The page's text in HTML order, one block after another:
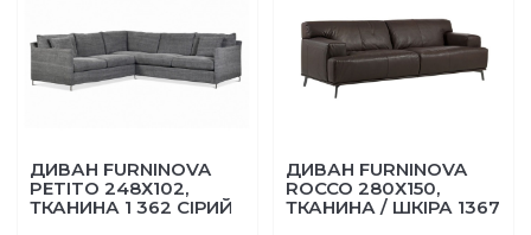
ДИВАН FURNINOVA
PETITO 248Х102,
ТКАНИНА 1 362 СІРИЙ
ДИВАН FURNINOVA
ROCCO 280Х150,
ТКАНИНА / ШКІРА 1367